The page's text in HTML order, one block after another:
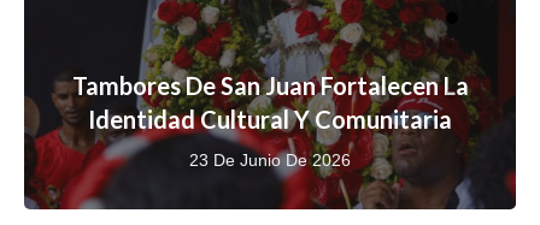
Tambores De San Juan Fortalecen La
Identidad Cultural Y Comunitaria
23 De Junio De 2026